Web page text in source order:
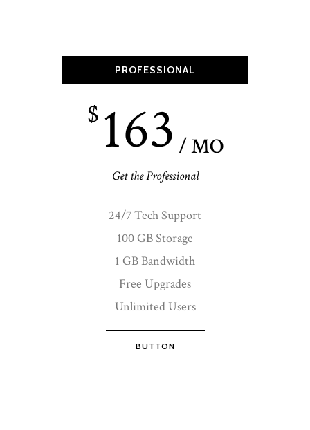
PROFESSIONAL
$163 / MO
Get the Professional
24/7 Tech Support
100 GB Storage
1 GB Bandwidth
Free Upgrades
Unlimited Users
BUTTON